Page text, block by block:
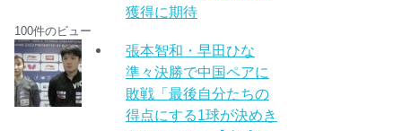
獲得に期待
100件のビュー
張本智和・早田ひな
準々決勝で中国ペアに
敗戦「最後自分たちの
得点にする1球が決めき